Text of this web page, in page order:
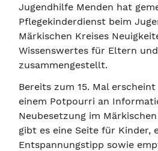
Jugendhilfe Menden hat
Pflegekinderdienst beim
Märkischen Kreises
Wissenswertes für Eltern
zusammengestellt.
Bereits zum 15. Mal
einem Potpourri an
Neubesetzung im
gibt es eine Seite für Kinder,
Entspannungstipp sowie